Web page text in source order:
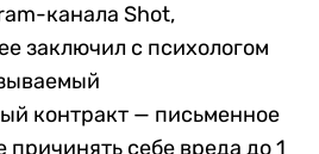
канала Shot,
заключил с психологом
контракт — письменное
причинять себе вреда до 1